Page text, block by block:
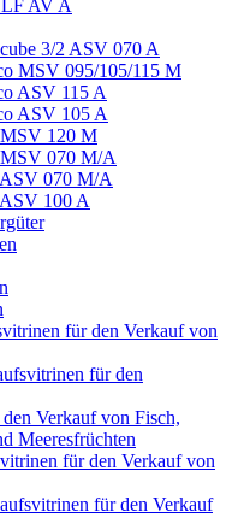
AV A
3/2 ASV 070 A
MSV 095/105/115 M
ASV 115 A
ASV 105 A
120 M
070 M/A
070 M/A
100 A
für den Verkauf von
für den
Verkauf von Fisch,
Meeresfrüchten
für den Verkauf von
für den Verkauf